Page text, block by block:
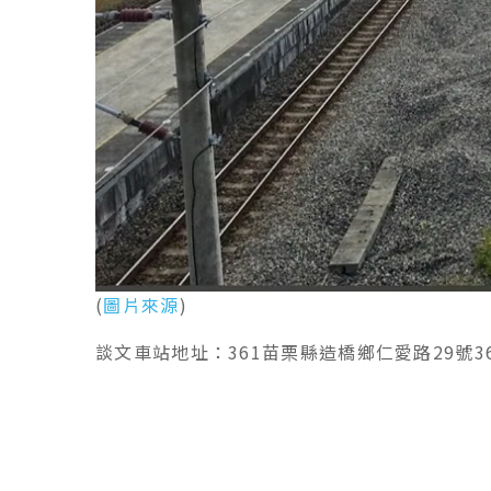
(圖片來源)
談文車站地址：361苗栗縣造橋鄉仁愛路29號